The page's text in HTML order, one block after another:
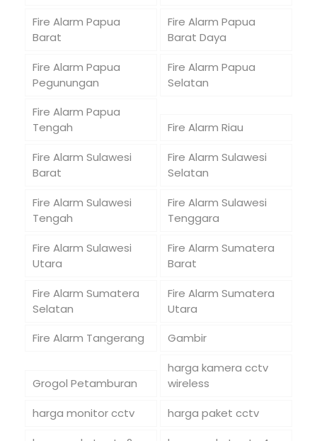
Fire Alarm Papua
Barat
Fire Alarm Papua
Barat Daya
Fire Alarm Papua
Pegunungan
Fire Alarm Papua
Selatan
Fire Alarm Papua
Tengah
Fire Alarm Riau
Fire Alarm Sulawesi
Barat
Fire Alarm Sulawesi
Selatan
Fire Alarm Sulawesi
Tengah
Fire Alarm Sulawesi
Tenggara
Fire Alarm Sulawesi
Utara
Fire Alarm Sumatera
Barat
Fire Alarm Sumatera
Selatan
Fire Alarm Sumatera
Utara
Fire Alarm Tangerang
Gambir
Grogol Petamburan
harga kamera cctv
wireless
harga monitor cctv
harga paket cctv